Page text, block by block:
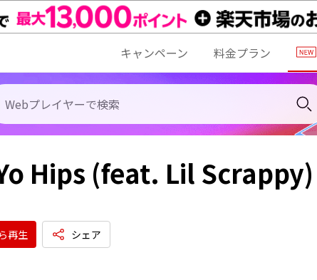
キャンペーン 料金プラン
Hips (feat. Lil Scrappy)
再生 シェア